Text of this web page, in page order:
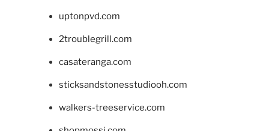
uptonpvd.com
2troublegrill.com
casateranga.com
sticksandstonesstudiooh.com
walkers-treeservice.com